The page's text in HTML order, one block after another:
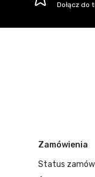
Dołącz do
Zamówienia
Status